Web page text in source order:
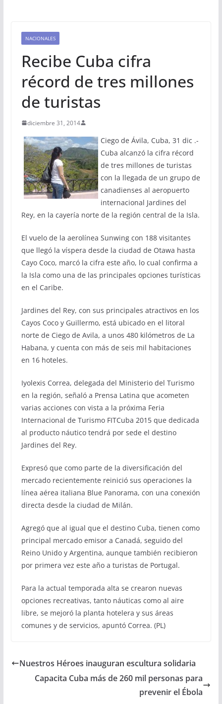
NACIONALES
Recibe Cuba cifra
récord de tres millones
de turistas
diciembre 31, 2014
Ciego de Ávila, Cuba, 31 dic .-
Cuba alcanzó la cifra récord
de tres millones de turistas
con la llegada de un grupo de
canadienses al aeropuerto
internacional Jardines del
Rey, en la cayería norte de la región central de la Isla.
El vuelo de la aerolínea Sunwing con 188 visitantes
que llegó la víspera desde la ciudad de Otawa hasta
Cayo Coco, marcó la cifra este año, lo cual confirma a
la Isla como una de las principales opciones turísticas
en el Caribe.
Jardines del Rey, con sus principales atractivos en los
Cayos Coco y Guillermo, está ubicado en el litoral
norte de Ciego de Avila, a unos 480 kilómetros de La
Habana, y cuenta con más de seis mil habitaciones
en 16 hoteles.
Iyolexis Correa, delegada del Ministerio del Turismo
en la región, señaló a Prensa Latina que acometen
varias acciones con vista a la próxima Feria
Internacional de Turismo FITCuba 2015 que dedicada
al producto náutico tendrá por sede el destino
Jardines del Rey.
Expresó que como parte de la diversificación del
mercado recientemente reinició sus operaciones la
línea aérea italiana Blue Panorama, con una conexión
directa desde la ciudad de Milán.
Agregó que al igual que el destino Cuba, tienen como
principal mercado emisor a Canadá, seguido del
Reino Unido y Argentina, aunque también recibieron
por primera vez este año a turistas de Portugal.
Para la actual temporada alta se crearon nuevas
opciones recreativas, tanto náuticas como al aire
libre, se mejoró la planta hotelera y sus áreas
comunes y de servicios, apuntó Correa. (PL)
Nuestros Héroes inauguran escultura solidaria
Capacita Cuba más de 260 mil personas para
prevenir el Ébola